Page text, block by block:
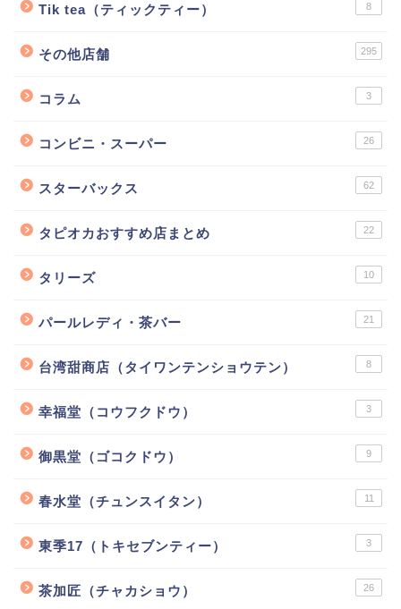
Tik tea（ティックティー） 8
その他店舗 295
コラム 3
コンビニ・スーパー 26
スターバックス 62
タピオカおすすめ店まとめ 22
タリーズ 10
パールレディ・茶バー 21
台湾甜商店（タイワンテンショウテン） 8
幸福堂（コウフクドウ） 3
御黒堂（ゴコクドウ） 9
春水堂（チュンスイタン） 11
東季17（トキセブンティー） 3
茶加匠（チャカショウ） 26